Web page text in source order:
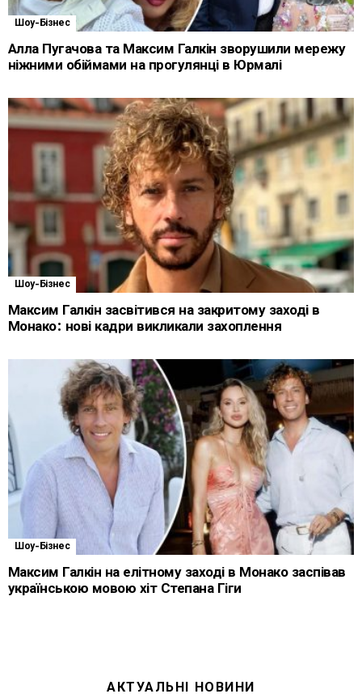
Шоу-Бізнес
Алла Пугачова та Максим Галкін зворушили мережу
ніжними обіймами на прогулянці в Юрмалі
Шоу-Бізнес
Максим Галкін засвітився на закритому заході в
Монако: нові кадри викликали захоплення
Шоу-Бізнес
Максим Галкін на елітному заході в Монако заспівав
українською мовою хіт Степана Гіги
АКТУАЛЬНІ НОВИНИ